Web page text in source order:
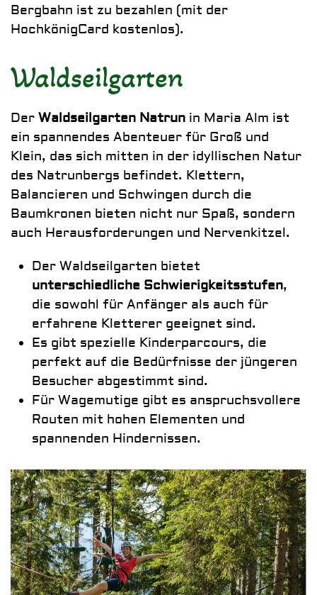
Bergbahn ist zu bezahlen (mit der
HochkönigCard kostenlos).
Waldseilgarten
Der Waldseilgarten Natrun in Maria Alm ist
ein spannendes Abenteuer für Groß und
Klein, das sich mitten in der idyllischen Natur
des Natrunbergs befindet. Klettern,
Balancieren und Schwingen durch die
Baumkronen bieten nicht nur Spaß, sondern
auch Herausforderungen und Nervenkitzel.
Der Waldseilgarten bietet
unterschiedliche Schwierigkeitsstufen,
die sowohl für Anfänger als auch für
erfahrene Kletterer geeignet sind.
Es gibt spezielle Kinderparcours, die
perfekt auf die Bedürfnisse der jüngeren
Besucher abgestimmt sind.
Für Wagemutige gibt es anspruchsvollere
Routen mit hohen Elementen und
spannenden Hindernissen.